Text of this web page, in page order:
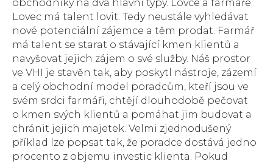
obchodníky na dva hlavní typy. Lovce a farmáře.
Lovec má talent lovit. Tedy neustále vyhledávat
nové potenciální zájemce a těm prodat. Farmář
má talent se starat o stávající kmen klientů a
navyšovat jejich zájem o své služby. Náš prostor
ve VHI je stavěn tak, aby poskytl nástroje, zázemí
a celý obchodní model poradcům, kteří jsou ve
svém srdci farmáři, chtějí dlouhodobě pečovat
o kmen svých klientů a pomáhat jim budovat a
chránit jejich majetek. Velmi zjednodušený
příklad lze popsat tak, že poradce dostává jedno
procento z objemu investic klienta. Pokud